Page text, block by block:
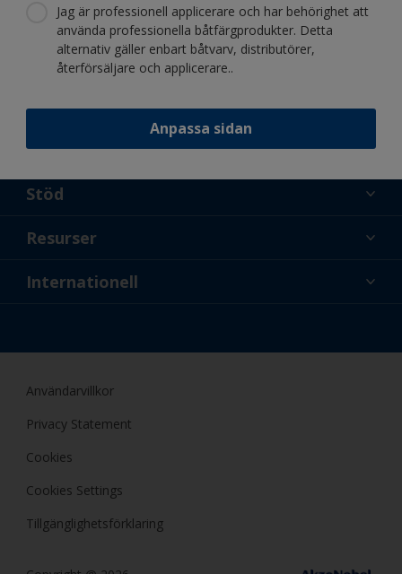
Jag är professionell applicerare och har behörighet att
använda professionella båtfärgprodukter. Detta
alternativ gäller enbart båtvarv, distributörer,
återförsäljare och applicerare..
Anpassa sidan
Följ International:
Stöd
Om oss
Resurser
Nyheter
Internationell
Användarvillkor
Privacy Statement
Cookies
Cookies Settings
Tillgänglighetsförklaring